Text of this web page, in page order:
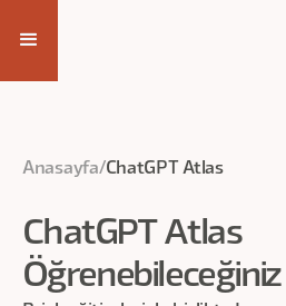
Anasayfa/ChatGPT Atlas
ChatGPT Atlas